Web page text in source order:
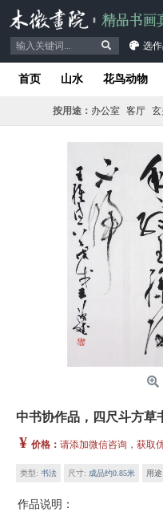
选
首页 山水 花鸟动物
按用途： 办公室 客厅
中书协作品，四尺斗方草
¥ 价格： 请添加微信咨询，获取
类型: 书法 尺寸: 成品约0.85米 用途:
作品说明：